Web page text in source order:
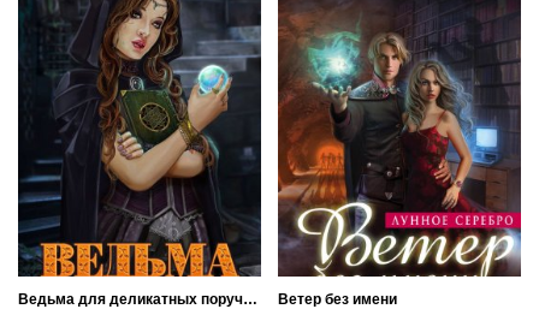
Ведьма для деликатных поручений Ветер без имени